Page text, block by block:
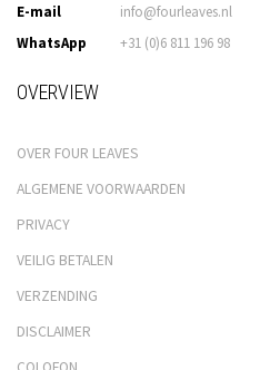
E-mail
info@fourleaves.nl
WhatsApp
+31 (0)6 811 196 98
OVERVIEW
OVER FOUR LEAVES
ALGEMENE VOORWAARDEN
PRIVACY
VEILIG BETALEN
VERZENDING
DISCLAIMER